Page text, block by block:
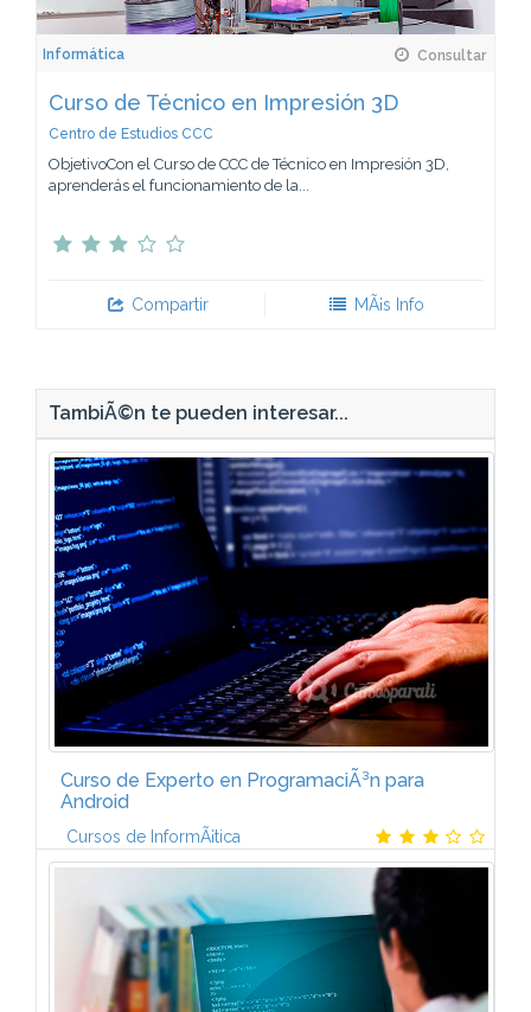
Informática Consultar
Curso de Técnico en Impresión 3D
Centro de Estudios CCC
ObjetivoCon el Curso de CCC de Técnico en Impresión 3D,
aprenderás el funcionamiento de la...
Compartir MÃ¡s Info
TambiÃ©n te pueden interesar...
Curso de Experto en ProgramaciÃ³n para
Android
Cursos de InformÃ¡tica
ProgramaciÃ³n para Android aprenderÃ¡s:0.
IntroducciÃ³n a java1. IntroducciÃ³n a android2.
Entorno de trabajo3. Nuestra primera aplicaciÃ³n...